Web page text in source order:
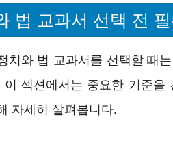
법 교과서 선택 전
치와 법 교과서를 선택할 때
이 섹션에서는 중요한 기준
자세히 살펴봅니다.